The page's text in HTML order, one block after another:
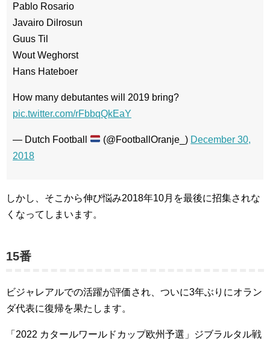
Pablo Rosario
Javairo Dilrosun
Guus Til
Wout Weghorst
Hans Hateboer
How many debutantes will 2019 bring?
pic.twitter.com/rFbbqQkEaY
— Dutch Football (@FootballOranje_) December 30,
2018
しかし、そこから伸び悩み2018年10月を最後に招集されな
くなってしまいます。
15番
ビジャレアルでの活躍が評価され、ついに3年ぶりにオラン
ダ代表に復帰を果たします。
「2022 カタールワールドカップ欧州予選」ジブラルタル戦